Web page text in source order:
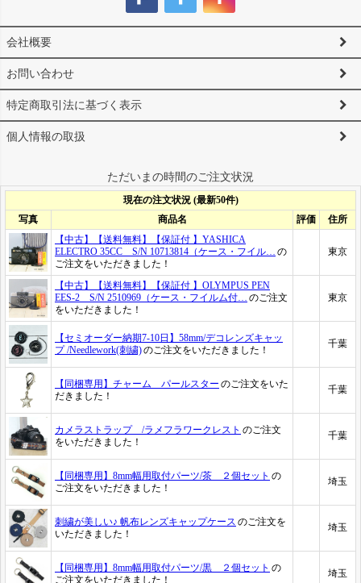
会社概要
お問い合わせ
特定商取引法に基づく表示
個人情報の取扱
ただいまの時間のご注文状況